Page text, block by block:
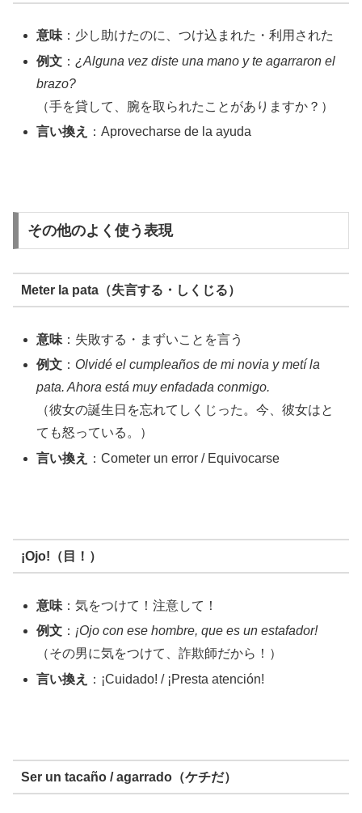
意味：少し助けたのに、つけ込まれた・利用された
例文 ：¿Alguna vez diste una mano y te agarraron el
brazo?
（手を貸して、腕を取られたことがありますか？）
言い換え
：Aprovecharse de la ayuda
その他のよく使う表現
Meter la pata（失言する・しくじる）
意味 ：失敗する・まずいことを言う
例文 ： Olvidé el cumpleaños de mi novia y metí la
pata. Ahora está muy enfadada conmigo.
（彼女の誕生日を忘れてしくじった。今、彼女はと
ても怒っている。）
言い換え
：Cometer un error / Equivocarse
¡Ojo!（目！）
意味 ：気をつけて！注意して！
例文 ： ¡Ojo con ese hombre, que es un estafador!
（その男に気をつけて、詐欺師だから！）
言い換え
：¡Cuidado! / ¡Presta atención!
Ser un tacaño / agarrado（ケチだ）